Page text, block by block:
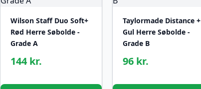
Wilson Staff Duo Soft+
Rød Herre Søbolde -
Grade A
144 kr.
Taylormade Distance +
Gul Herre Søbolde -
Grade B
96 kr.